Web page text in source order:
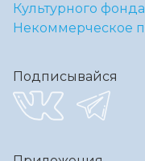
Культурного
Некоммерческое
Подписывайся